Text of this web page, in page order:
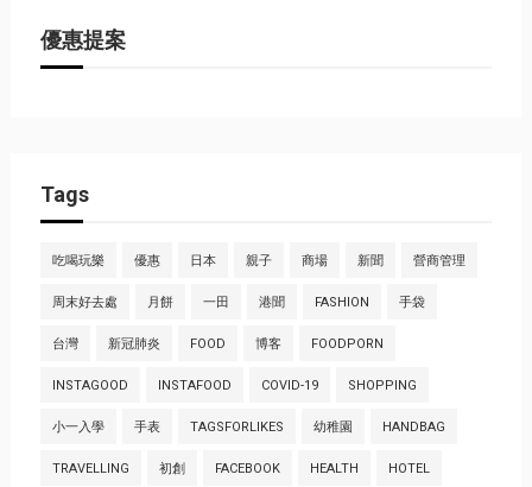
優惠提案
Tags
吃喝玩樂 優惠 日本 親子 商場 新聞 營商管理
周末好去處 月餅 一田 港聞 FASHION 手袋
台灣 新冠肺炎 FOOD 博客 FOODPORN
INSTAGOOD INSTAFOOD COVID-19 SHOPPING
小一入學 手表 TAGSFORLIKES 幼稚園 HANDBAG
TRAVELLING 初創 FACEBOOK HEALTH HOTEL